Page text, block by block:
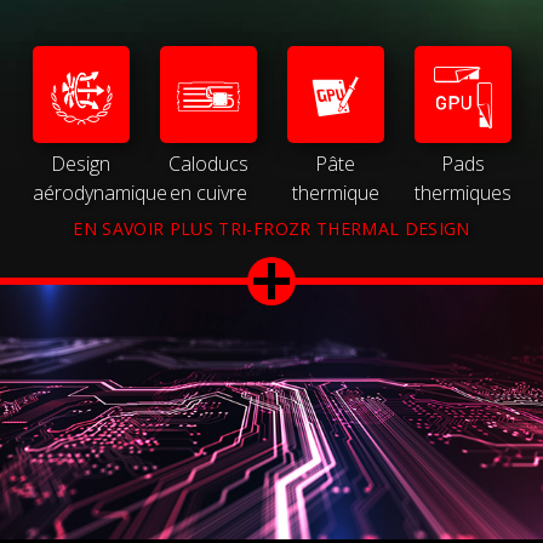
Design
aérodynamique
Caloducs
en cuivre
Pâte
thermique
Pads
thermiques
EN SAVOIR PLUS TRI-FROZR THERMAL DESIGN